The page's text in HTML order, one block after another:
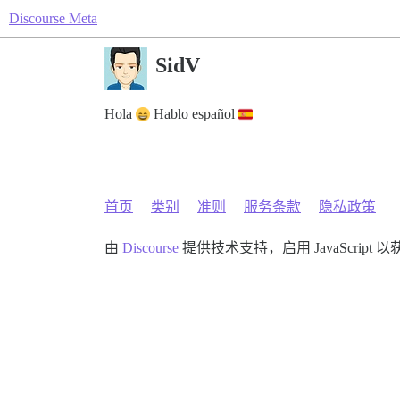
Discourse Meta
SidV
Hola Hablo español
首页 类别 准则 服务条款 隐私政策
由 Discourse 提供技术支持，启用 JavaScript 以